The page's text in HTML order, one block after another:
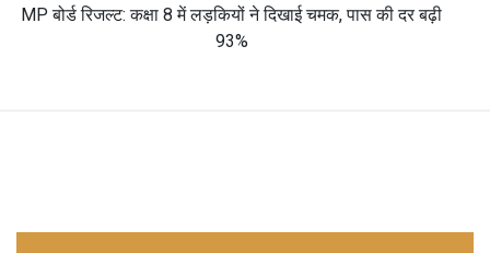
MP बोर्ड रिजल्ट: कक्षा 8 में लड़कियों ने दिखाई चमक, पास की दर बढ़ी
93%